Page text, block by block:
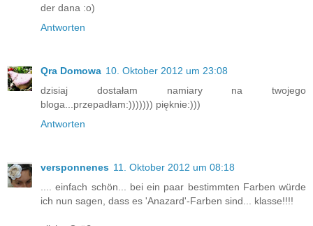
der dana :o)
Antworten
Qra Domowa 10. Oktober 2012 um 23:08
dzisiaj dostałam namiary na twojego
bloga...przepadłam:))))))) pięknie:)))
Antworten
versponnenes 11. Oktober 2012 um 08:18
.... einfach schön... bei ein paar bestimmten Farben würde
ich nun sagen, dass es 'Anazard'-Farben sind... klasse!!!!